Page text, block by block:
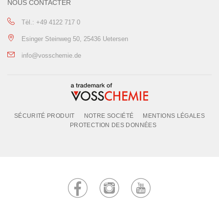
NOUS CONTACTER
Tèl.: +49 4122 717 0
Esinger Steinweg 50, 25436 Uetersen
info@vosschemie.de
SÉCURITÉ PRODUIT NOTRE SOCIÉTÉ
MENTIONS LÉGALES
PROTECTION DES DONNÉES